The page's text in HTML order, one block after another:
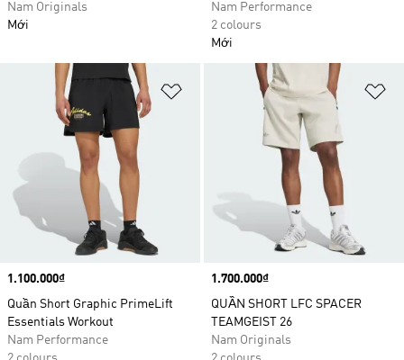
Nam Originals
Mới
Nam Performance
2 colours
Mới
Add to Wishlist
Price
1.100.000₫
Quần Short Graphic PrimeLift
Essentials Workout
Nam Performance
Price
1.700.000₫
QUẦN SHORT LFC SPACER
TEAMGEIST 26
Nam Originals